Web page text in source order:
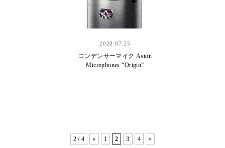
2020.07.25
コンデンサーマイク Aston
Microphones “Origin”
2 / 4 « 1 2 3 4 »